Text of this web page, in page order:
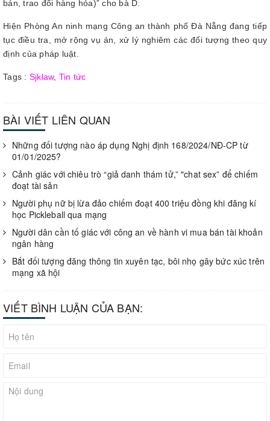
bán, trao đổi hàng hóa)” cho bà D.
Hiện Phòng An ninh mạng Công an thành phố Đà Nẵng đang tiếp
tục điều tra, mở rộng vụ án, xử lý nghiêm các đối tượng theo quy
định của pháp luật.
Tags : Sjklaw, Tin tức
BÀI VIẾT LIÊN QUAN
Những đối tượng nào áp dụng Nghị định 168/2024/NĐ-CP từ
01/01/2025?
Cảnh giác với chiêu trò “giả danh thám tử,” "chat sex” để chiếm
đoạt tài sản
Người phụ nữ bị lừa đảo chiếm đoạt 400 triệu đồng khi đăng kí
học Pickleball qua mạng
Người dân cần tố giác với công an về hành vi mua bán tài khoản
ngân hàng
Bắt đối tượng đăng thông tin xuyên tạc, bôi nhọ gây bức xúc trên
mạng xã hội
VIẾT BÌNH LUẬN CỦA BẠN: